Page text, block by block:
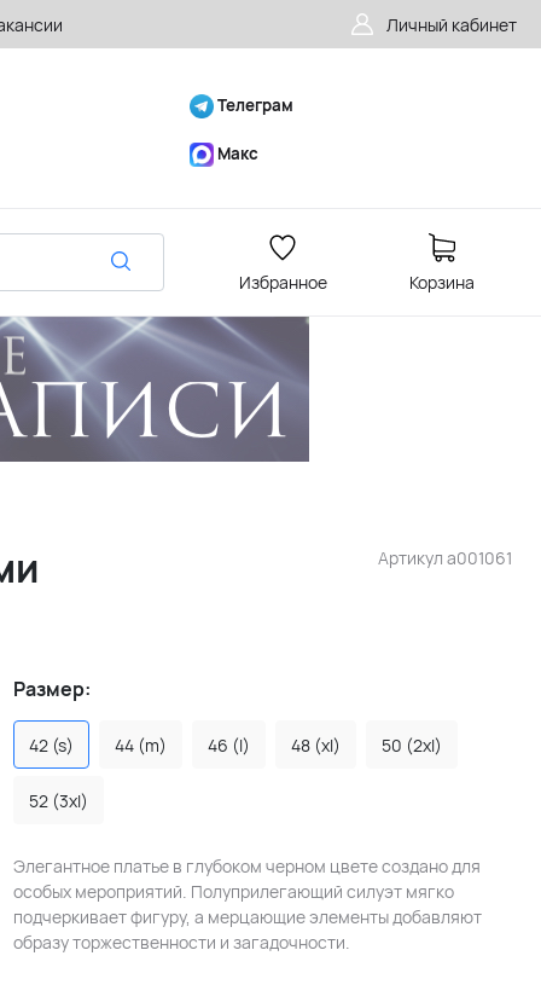
Личный кабинет
Телеграм
Макс
Избранное Корзина
Артикул a001061
Размер:
42 (s) 44 (m) 46 (l) 48 (xl) 50 (2xl)
52 (3xl)
Элегантное платье в глубоком черном цвете создано для
особых мероприятий. Полуприлегающий силуэт мягко
подчеркивает фигуру, а мерцающие элементы добавляют
образу торжественности и загадочности.